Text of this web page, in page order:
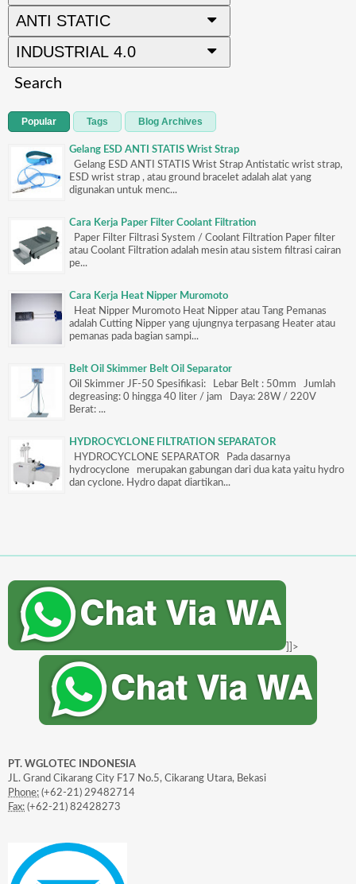
ANTI STATIC
INDUSTRIAL 4.0
Search
Popular Tags Blog Archives
Gelang ESD ANTI STATIS Wrist Strap
Gelang ESD ANTI STATIS Wrist Strap Antistatic wrist strap,
ESD wrist strap , atau ground bracelet adalah alat yang
digunakan untuk menc...
Cara Kerja Paper Filter Coolant Filtration
Paper Filter Filtrasi System / Coolant Filtration Paper filter
atau Coolant Filtration adalah mesin atau sistem filtrasi cairan
pe...
Cara Kerja Heat Nipper Muromoto
Heat Nipper Muromoto Heat Nipper atau Tang Pemanas
adalah Cutting Nipper yang ujungnya terpasang Heater atau
pemanas pada bagian sampi...
Belt Oil Skimmer Belt Oil Separator
Oil Skimmer JF-50 Spesifikasi: Lebar Belt : 50mm Jumlah
degreasing: 0 hingga 40 liter / jam Daya: 28W / 220V
Berat: ...
HYDROCYCLONE FILTRATION SEPARATOR
HYDROCYCLONE SEPARATOR Pada dasarnya
hydrocyclone merupakan gabungan dari dua kata yaitu hydro
dan cyclone. Hydro dapat diartikan...
]]>
PT. WGLOTEC INDONESIA
JL. Grand Cikarang City F17 No.5, Cikarang Utara, Bekasi
Phone: (+62-21) 29482714
Fax: (+62-21) 82428273